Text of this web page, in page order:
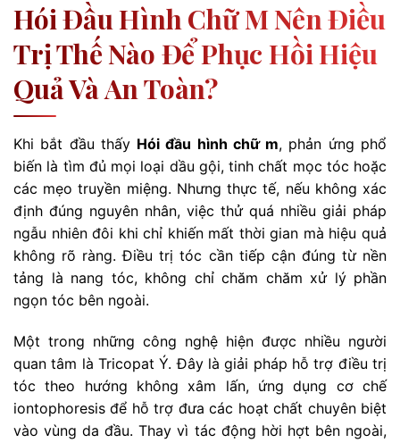
Hói Đầu Hình Chữ M Nên Điều
Trị Thế Nào Để Phục Hồi Hiệu
Quả Và An Toàn?
Khi bắt đầu thấy Hói đầu hình chữ m, phản ứng phổ
biến là tìm đủ mọi loại dầu gội, tinh chất mọc tóc hoặc
các mẹo truyền miệng. Nhưng thực tế, nếu không xác
định đúng nguyên nhân, việc thử quá nhiều giải pháp
ngẫu nhiên đôi khi chỉ khiến mất thời gian mà hiệu quả
không rõ ràng. Điều trị tóc cần tiếp cận đúng từ nền
tảng là nang tóc, không chỉ chăm chăm xử lý phần
ngọn tóc bên ngoài.
Một trong những công nghệ hiện được nhiều người
quan tâm là Tricopat Ý. Đây là giải pháp hỗ trợ điều trị
tóc theo hướng không xâm lấn, ứng dụng cơ chế
iontophoresis để hỗ trợ đưa các hoạt chất chuyên biệt
vào vùng da đầu. Thay vì tác động hời hợt bên ngoài,